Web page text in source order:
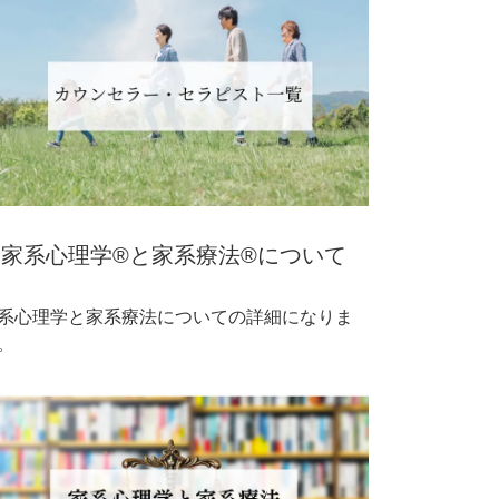
系心理学®と家系療法®について
心理学と家系療法についての詳細になりま